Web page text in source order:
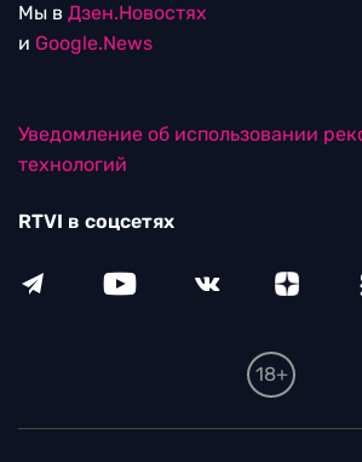
Мы в Дзен.Новостях
и Google.News
Уведомление об использовании
технологий
RTVI в соцсетях
18+